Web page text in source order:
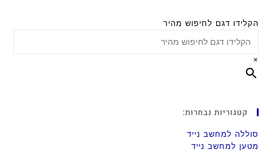
הקלידו דגם לחיפוש מהיר
×
קטגוריות נבחרות:
סוללה למחשב נייד
מטען למחשב נייד